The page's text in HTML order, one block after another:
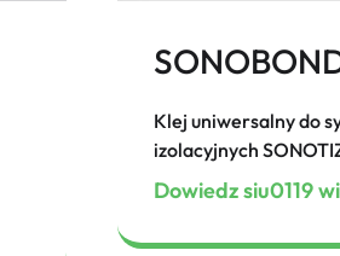
Klej uniwersalny do
izolacyjnych
Dowiedz siu0119